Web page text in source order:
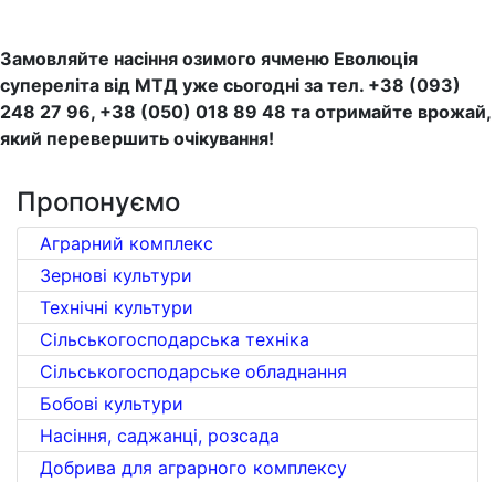
Замовляйте насіння озимого ячменю Еволюція
супереліта від МТД уже сьогодні за тел. +38 (093)
248 27 96, +38 (050) 018 89 48 та отримайте врожай,
який перевершить очікування!
Пропонуємо
Аграрний комплекс
Зернові культури
Технічні культури
Сільськогосподарська техніка
Сільськогосподарське обладнання
Бобові культури
Насіння, саджанці, розсада
Добрива для аграрного комплексу